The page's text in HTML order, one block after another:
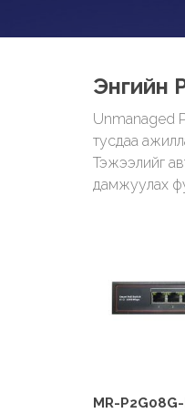
Энгийн
Unmanaged
тусдаа
Тэжээлийг
дамжуулах
MR-